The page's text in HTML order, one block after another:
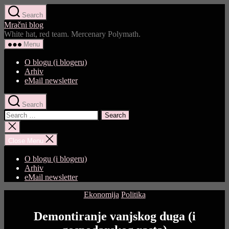
Skip
to
the
content
Search
Mračni blog
White hat, red team. Mercenary Polymath.
Menu
O blogu (i blogeru)
Arhiv
eMail newsletter
Search
Search
for:
Close
search
Close Menu
O blogu (i blogeru)
Arhiv
eMail newsletter
Categories
Ekonomija Politika
Demontiranje vanjskog duga (i